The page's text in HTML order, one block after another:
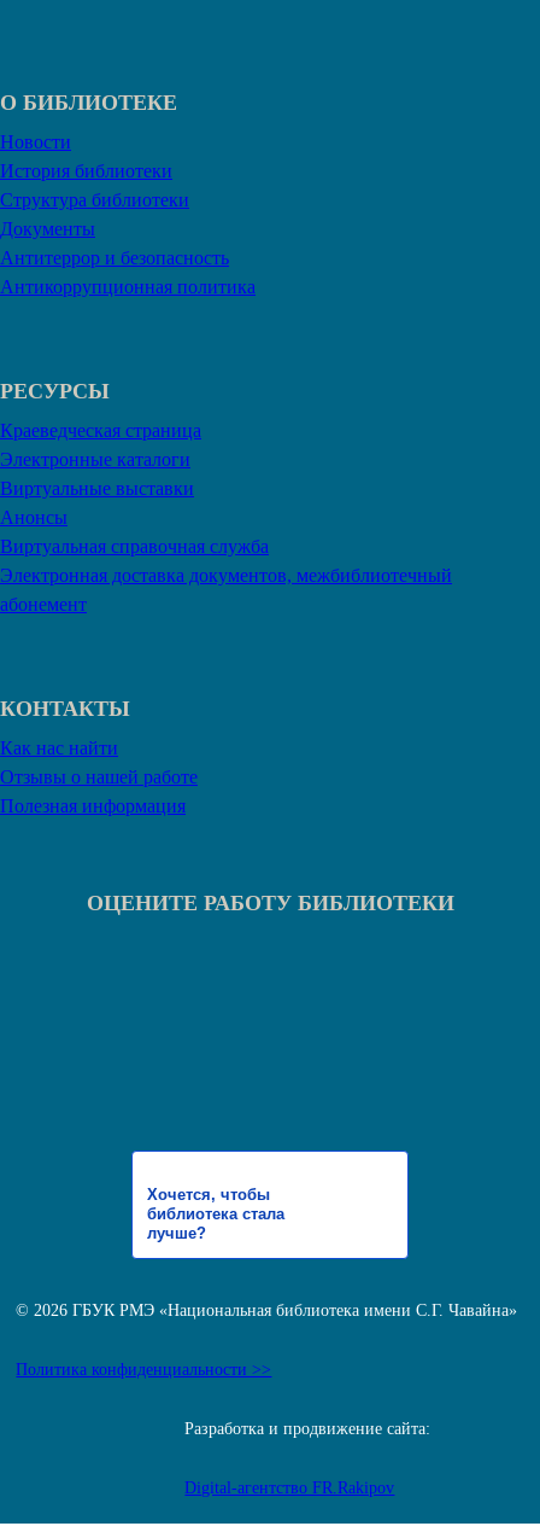
О БИБЛИОТЕКЕ
Новости
История библиотеки
Структура библиотеки
Документы
Антитеррор и безопасность
Антикоррупционная политика
РЕСУРСЫ
Краеведческая страница
Электронные каталоги
Виртуальные выставки
Анонсы
Виртуальная справочная служба
Электронная доставка документов, межбиблиотечный
абонемент
КОНТАКТЫ
Как нас найти
Отзывы о нашей работе
Полезная информация
ОЦЕНИТЕ РАБОТУ БИБЛИОТЕКИ
Хочется, чтобы
библиотека стала
лучше?
© 2026 ГБУК РМЭ «Национальная библиотека имени С.Г. Чавайна»
Политика конфиденциальности >>
Разработка и продвижение сайта:
Digital-агентство FR.Rakipov